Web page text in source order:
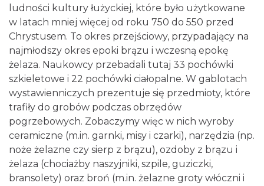
ludności kultury łużyckiej, które było użytkowane
w latach mniej więcej od roku 750 do 550 przed
Chrystusem. To okres przejściowy, przypadający na
najmłodszy okres epoki brązu i wczesną epokę
żelaza. Naukowcy przebadali tutaj 33 pochówki
szkieletowe i 22 pochówki ciałopalne. W gablotach
wystawienniczych prezentuje się przedmioty, które
trafiły do grobów podczas obrzędów
pogrzebowych. Zobaczymy więc w nich wyroby
ceramiczne (m.in. garnki, misy i czarki), narzędzia (np.
noże żelazne czy sierp z brązu), ozdoby z brązu i
żelaza (chociażby naszyjniki, szpile, guziczki,
bransolety) oraz broń (m.in. żelazne groty włóczni i